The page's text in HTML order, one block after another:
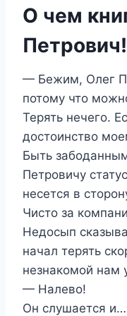
О чем
— Бежим, Олег
потому что
Терять нечего.
достоинство
Быть
Петровичу
несется в
Чисто за
Недосып
начал терять
незнакомой нам
— Налево!
Он слушается